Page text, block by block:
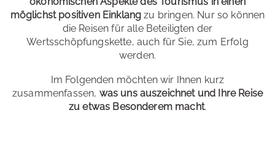
möglichst positiven Einklang zu bringen. Nur so können
die Reisen für alle Beteiligten der
Wertsschöpfungskette, auch für Sie, zum Erfolg
werden.
Im Folgenden möchten wir Ihnen kurz
zusammenfassen, was uns auszeichnet und Ihre Reise
zu etwas Besonderem macht.